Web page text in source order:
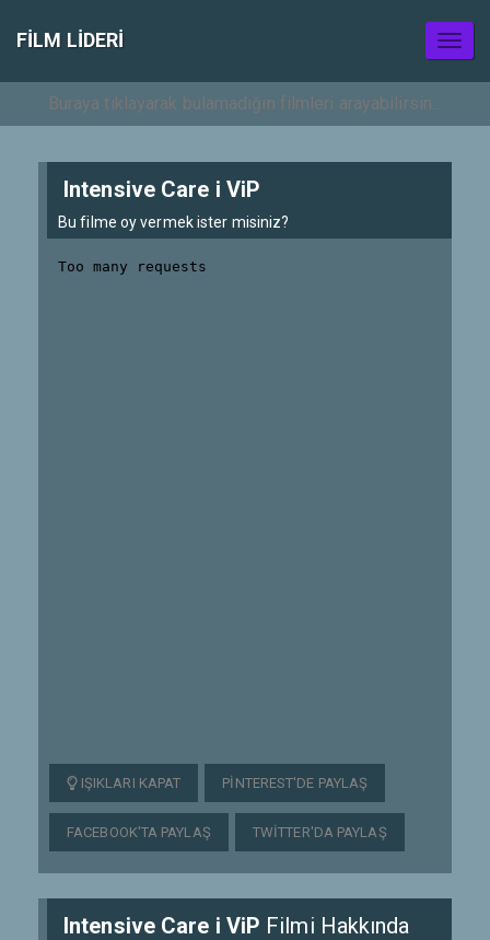
FILM LIDERI
Intensive Care i ViP
Bu filme oy vermek ister misiniz?
IŞIKLARI KAPAT PINTEREST'DE PAYLAŞ
FACEBOOK'TA PAYLAŞ TWITTER'DA PAYLAŞ
Intensive Care i ViP Filmi Hakkında